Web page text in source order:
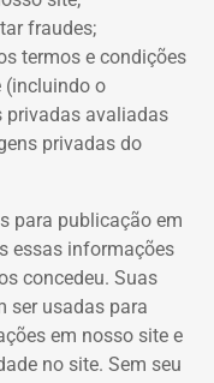
fraudes;
termos e condições
(incluindo o
privadas avaliadas
privadas do
para publicação em
essas informações
concedeu. Suas
ser usadas para
em nosso site e
no site. Sem seu